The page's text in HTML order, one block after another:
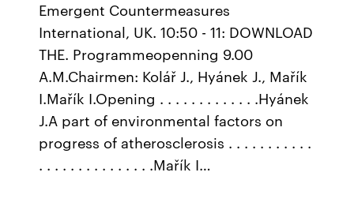
Emergent Countermeasures
International, UK. 10:50 - 11: DOWNLOAD
THE. Programmeopenning 9.00
A.M.Chairmen: Kolář J., Hyánek J., Mařík
I.Mařík I.Opening . . . . . . . . . . . . .Hyánek
J.A part of environmental factors on
progress of atherosclerosis . . . . . . . . . . .
. . . . . . . . . . . . . . .Mařík I…